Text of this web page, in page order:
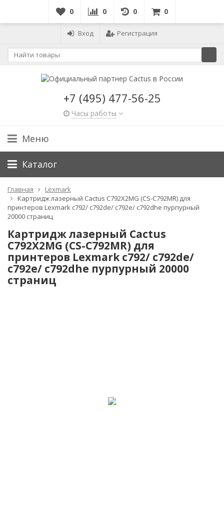
0 0 0 0
Вход Регистрация
+7 (495) 477-56-25
Часы работы
Меню
Каталог
Главная
Lexmark
Картридж лазерный Cactus C792X2MG (CS-C792MR) для
принтеров Lexmark c792/ c792de/ c792e/ c792dhe пурпурный
20000 страниц
Картридж лазерный Cactus
C792X2MG (CS-C792MR) для
принтеров Lexmark c792/ c792de/
c792e/ c792dhe пурпурный 20000
страниц